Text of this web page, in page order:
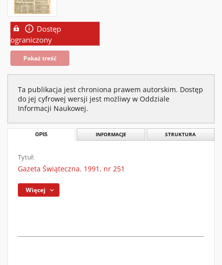
Dostęp
ograniczony
Pokaż treść
Ta publikacja jest chroniona prawem autorskim. Dostęp
do jej cyfrowej wersji jest możliwy w Oddziale
Informacji Naukowej.
OPIS INFORMACJE STRUKTURA
Tytuł:
Gazeta Świąteczna. 1991, nr 251
Więcej